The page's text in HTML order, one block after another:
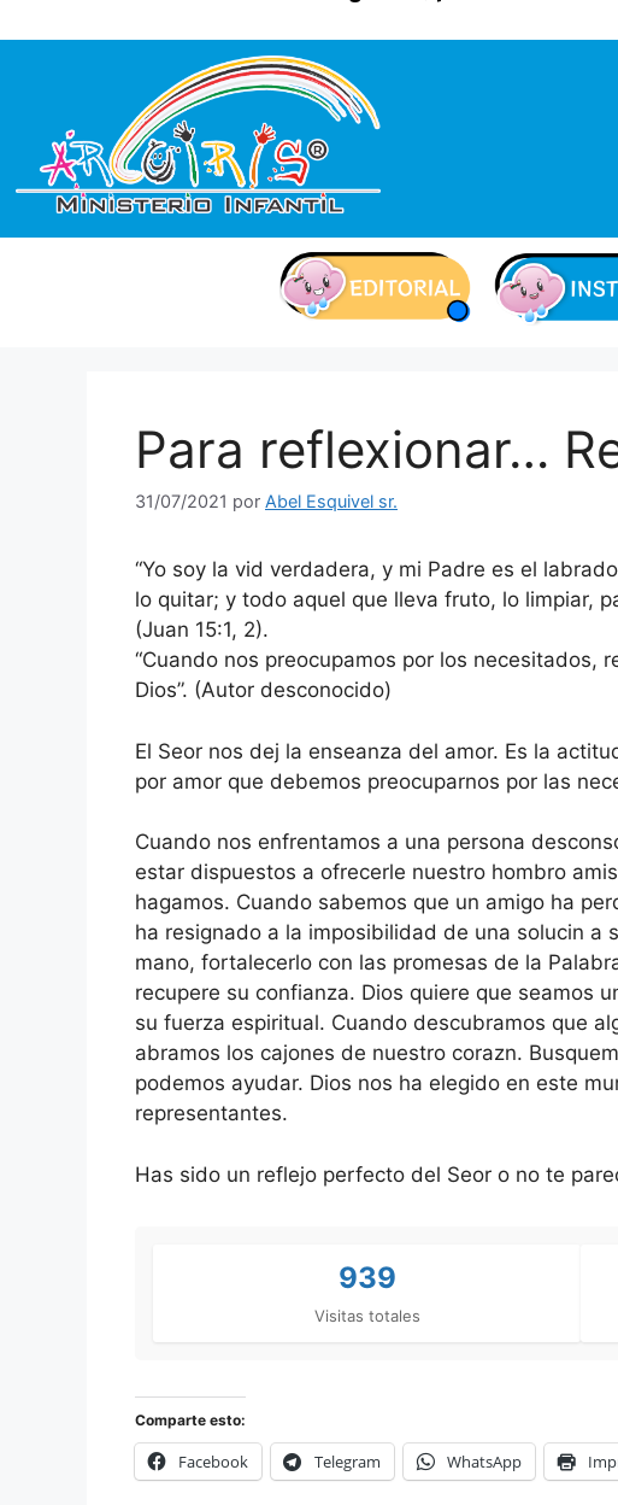
Para reflexionar…
31/07/2021 por Abel Esquivel sr.
“Yo soy la vid verdadera, y mi Padre es el
lo quitar; y todo aquel que lleva fruto, lo limpiar,
(Juan 15:1, 2).
“Cuando nos preocupamos por los necesitados,
Dios”. (Autor desconocido)
El Seor nos dej la enseanza del amor. Es la
por amor que debemos preocuparnos por las
Cuando nos enfrentamos a una persona
estar dispuestos a ofrecerle nuestro hombro
hagamos. Cuando sabemos que un amigo ha
ha resignado a la imposibilidad de una solucin a
mano, fortalecerlo con las promesas de la
recupere su confianza. Dios quiere que seamos
su fuerza espiritual. Cuando descubramos que
abramos los cajones de nuestro corazn.
podemos ayudar. Dios nos ha elegido en este
representantes.
Has sido un reflejo perfecto del Seor o no te
939
Visitas totales
Comparte esto:
Facebook Telegram WhatsApp